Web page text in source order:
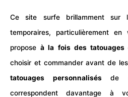
Ce site surfe brillamment sur
temporaires, particulièrement
proposeà la fois des tatouages
choisir et commander avant de
tatouages personnalisésde
correspondent davantage à